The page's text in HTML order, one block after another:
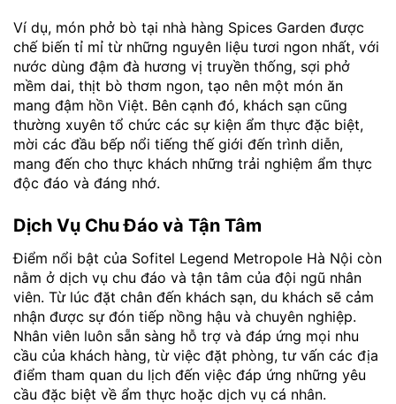
Ví dụ, món phở bò tại nhà hàng Spices Garden được
chế biến tỉ mỉ từ những nguyên liệu tươi ngon nhất, với
nước dùng đậm đà hương vị truyền thống, sợi phở
mềm dai, thịt bò thơm ngon, tạo nên một món ăn
mang đậm hồn Việt. Bên cạnh đó, khách sạn cũng
thường xuyên tổ chức các sự kiện ẩm thực đặc biệt,
mời các đầu bếp nổi tiếng thế giới đến trình diễn,
mang đến cho thực khách những trải nghiệm ẩm thực
độc đáo và đáng nhớ.
Dịch Vụ Chu Đáo và Tận Tâm
Điểm nổi bật của Sofitel Legend Metropole Hà Nội còn
nằm ở dịch vụ chu đáo và tận tâm của đội ngũ nhân
viên. Từ lúc đặt chân đến khách sạn, du khách sẽ cảm
nhận được sự đón tiếp nồng hậu và chuyên nghiệp.
Nhân viên luôn sẵn sàng hỗ trợ và đáp ứng mọi nhu
cầu của khách hàng, từ việc đặt phòng, tư vấn các địa
điểm tham quan du lịch đến việc đáp ứng những yêu
cầu đặc biệt về ẩm thực hoặc dịch vụ cá nhân.